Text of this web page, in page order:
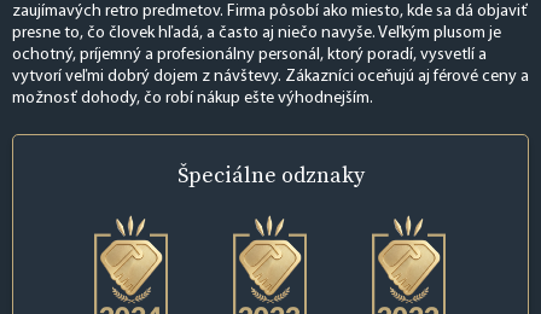
zaujímavých retro predmetov. Firma pôsobí ako miesto, kde sa dá objaviť
presne to, čo človek hľadá, a často aj niečo navyše. Veľkým plusom je
ochotný, príjemný a profesionálny personál, ktorý poradí, vysvetlí a
vytvorí veľmi dobrý dojem z návštevy. Zákazníci oceňujú aj férové ceny a
možnosť dohody, čo robí nákup ešte výhodnejším.
Špeciálne odznaky